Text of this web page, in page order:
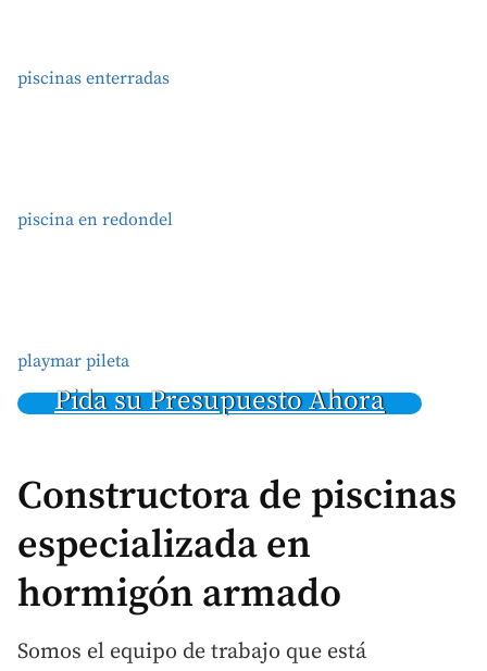
piscinas enterradas
piscina en redondel
playmar pileta
Pida su Presupuesto Ahora
Constructora de piscinas
especializada en
hormigón armado
Somos el equipo de trabajo que está